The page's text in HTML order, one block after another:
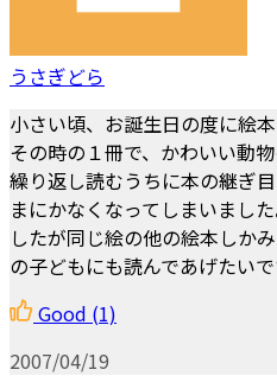
うさぎどら
小さい頃、お誕生日の度に絵
その時の１冊で、かわいい動
繰り返し読むうちに本の継ぎ
まにかなくなってしまいまし
したが同じ絵の他の絵本しか
の子どもにも読んであげたいで
Good (1)
2007/04/19